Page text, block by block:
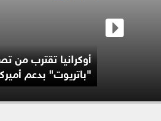
أوكرانيا تقترب من
"باتريوت" بدعم